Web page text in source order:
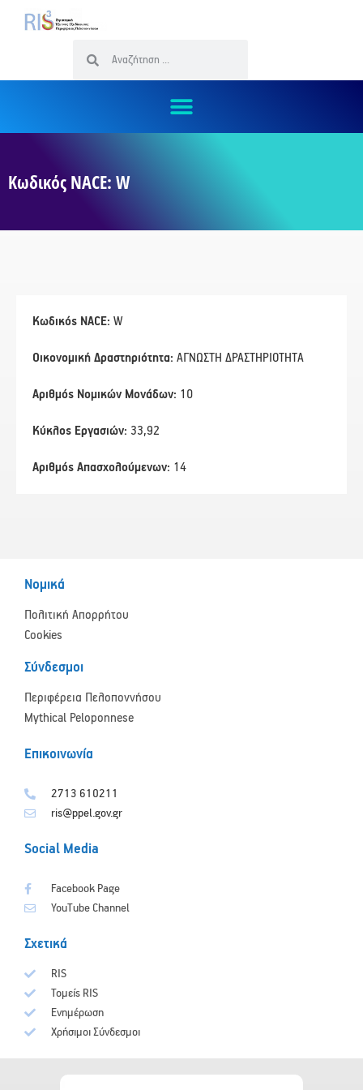
Κωδικός NACE: W
Κωδικός NACE: W
Οικονομική Δραστηριότητα: ΑΓΝΩΣΤΗ ΔΡΑΣΤΗΡΙΟΤΗΤΑ
Αριθμός Νομικών Μονάδων: 10
Κύκλος Εργασιών: 33,92
Αριθμός Απασχολούμενων: 14
Νομικά
Πολιτική Απορρήτου
Cookies
Σύνδεσμοι
Περιφέρεια Πελοποννήσου
Mythical Peloponnese
Επικοινωνία
2713 610211
ris@ppel.gov.gr
Social Media
Facebook Page
YouTube Channel
Σχετικά
RIS
Τομείς RIS
Ενημέρωση
Χρήσιμοι Σύνδεσμοι